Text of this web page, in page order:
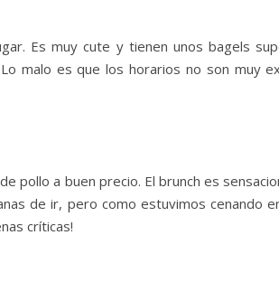
Es muy cute y tienen unos bagels
malo es que los horarios no son muy
pollo a buen precio. El brunch es
de ir, pero como estuvimos cenando
críticas!